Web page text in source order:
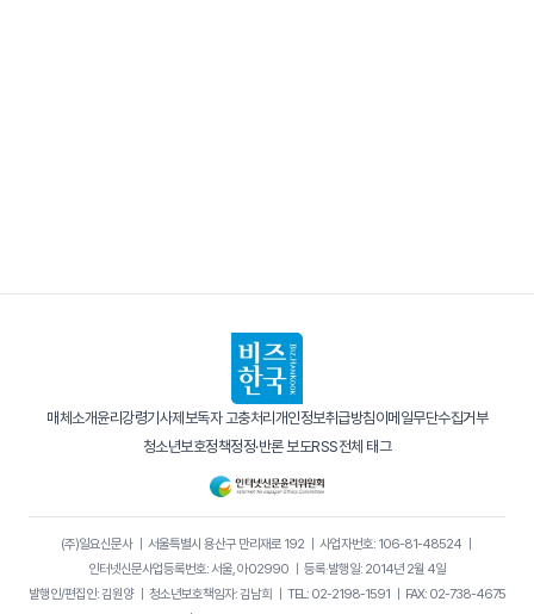
매체소개윤리강령기사제보독자 고충처리개인정보취급방침이메일무단수집거부
청소년보호정책정정·반론 보도RSS전체 태그
(주)일요신문사｜ 서울특별시 용산구 만리재로 192｜ 사업자번호: 106-81-48524｜
인터넷신문사업등록번호: 서울, 아02990
등록·발행일: 2014년 2월 4일
발행인/편집인: 김원양｜ 청소년보호책임자: 김남희 TEL: 02-2198-1591
FAX: 02-738-4675